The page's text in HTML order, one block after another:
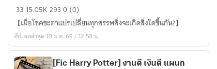
[Fic
Douluo
Dalu
ll]
พรหม
ยุทธ์
33 15.05K2930 (0)
【เมื่อโชคชะตาแปรเปลี่ยนทุกสรรพสิ่งจะเกิดสิ่งใดขึ้นกัน?】
อัปเดตล่าสุด 10 ม.ค. 69 / 12:58 น.
[Fic Harry Potter] งานดี เงินดี แผนก